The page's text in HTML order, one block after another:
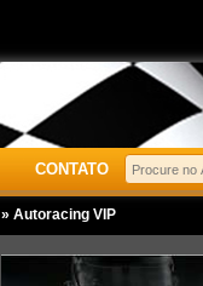
CONTATO
» Autoracing VIP